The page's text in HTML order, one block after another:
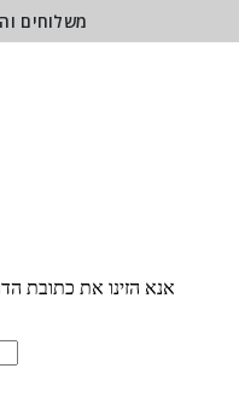
אנא הזינו את כתובת
משלוחים